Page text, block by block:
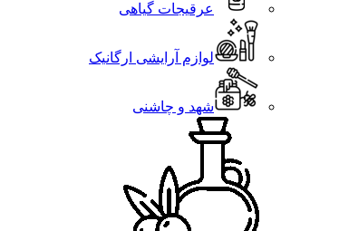
عرقیجات گیاهی
لوازم آرایشی ارگانیک
شهد و چاشنی